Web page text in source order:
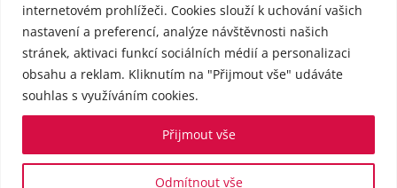
internetovém prohlížeči. Cookies slouží k uchování vašich
nastavení a preferencí, analýze návštěvnosti našich
stránek, aktivaci funkcí sociálních médií a personalizaci
obsahu a reklam. Kliknutím na "Přijmout vše" udáváte
souhlas s využíváním cookies.
Odmítnout vše
Přijmout vše
Pro média
Kontakt
Tiskové zprávy